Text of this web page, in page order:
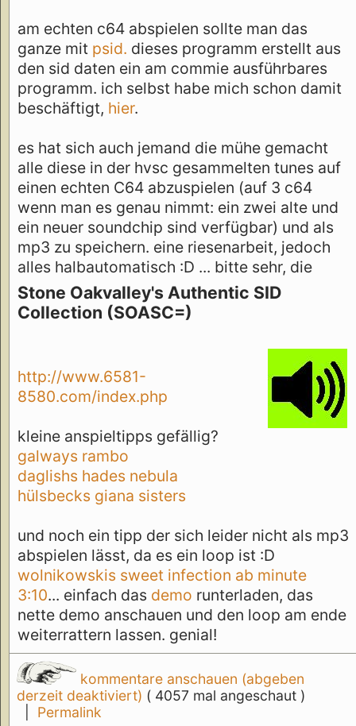
am echten c64 abspielen sollte man das
ganze mit psid. dieses programm erstellt aus
den sid daten ein am commie ausführbares
programm. ich selbst habe mich schon damit
beschäftigt, hier.
es hat sich auch jemand die mühe gemacht
alle diese in der hvsc gesammelten tunes auf
einen echten C64 abzuspielen (auf 3 c64
wenn man es genau nimmt: ein zwei alte und
ein neuer soundchip sind verfügbar) und als
mp3 zu speichern. eine riesenarbeit, jedoch
alles halbautomatisch :D ... bitte sehr, die
Stone Oakvalley's Authentic SID
Collection (SOASC=)
http://www.6581-
8580.com/index.php
kleine anspieltipps gefällig?
galways rambo
daglishs hades nebula
hülsbecks giana sisters
und noch ein tipp der sich leider nicht als mp3
abspielen lässt, da es ein loop ist :D
wolnikowskis sweet infection ab minute
3:10... einfach das demo runterladen, das
nette demo anschauen und den loop am ende
weiterrattern lassen. genial!
kommentare anschauen (abgeben
derzeit deaktiviert) ( 4057 mal angeschaut )
Permalink